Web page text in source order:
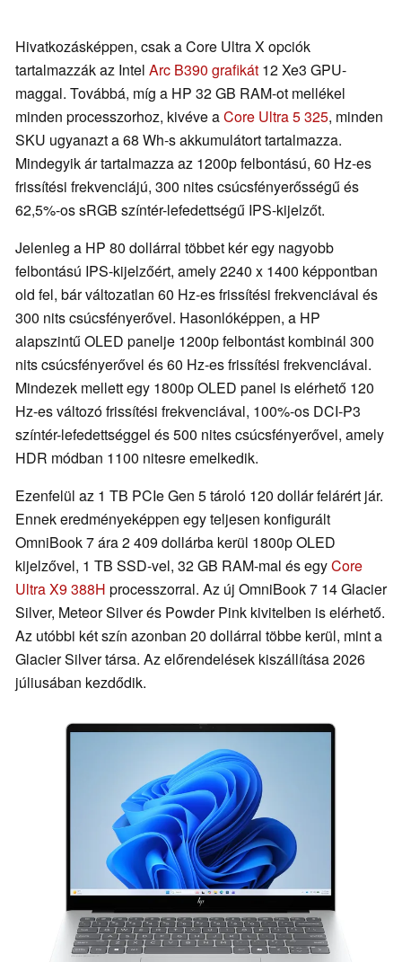
Hivatkozásképpen, csak a Core Ultra X opciók
tartalmazzák az Intel Arc B390 grafikát 12 Xe3 GPU-
maggal. Továbbá, míg a HP 32 GB RAM-ot mellékel
minden processzorhoz, kivéve aCore Ultra 5 325, minden
SKU ugyanazt a 68 Wh-s akkumulátort tartalmazza.
Mindegyik ár tartalmazza az 1200p felbontású, 60 Hz-es
frissítési frekvenciájú, 300 nites csúcsfényerősségű és
62,5%-os sRGB színtér-lefedettségű IPS-kijelzőt.
Jelenleg a HP 80 dollárral többet kér egy nagyobb
felbontású IPS-kijelzőért, amely 2240 x 1400 képpontban
old fel, bár változatlan 60 Hz-es frissítési frekvenciával és
300 nits csúcsfényerővel. Hasonlóképpen, a HP
alapszintű OLED panelje 1200p felbontást kombinál 300
nits csúcsfényerővel és 60 Hz-es frissítési frekvenciával.
Mindezek mellett egy 1800p OLED panel is elérhető 120
Hz-es változó frissítési frekvenciával, 100%-os DCI-P3
színtér-lefedettséggel és 500 nites csúcsfényerővel, amely
HDR módban 1100 nitesre emelkedik.
Ezenfelül az 1 TB PCIe Gen 5 tároló 120 dollár felárért jár.
Ennek eredményeképpen egy teljesen konfigurált
OmniBook 7 ára 2 409 dollárba kerül 1800p OLED
kijelzővel, 1 TB SSD-vel, 32 GB RAM-mal és egyCore
Ultra X9 388H processzorral. Az új OmniBook 7 14 Glacier
Silver, Meteor Silver és Powder Pink kivitelben is elérhető.
Az utóbbi két szín azonban 20 dollárral többe kerül, mint a
Glacier Silver társa. Az előrendelések kiszállítása 2026
júliusában kezdődik.